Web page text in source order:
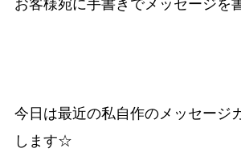
今日は最近の私自作のメッセージ
します☆